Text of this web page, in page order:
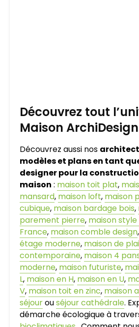
Découvrez tout
Maison ArchiDesign
Découvrez aussi nos
modèles et plans en tant
designer pour la
maison : maison toit plat,
mansard, maison loft, maison
cubique, maison bardage bois,
parement pierre, maison style
France, maison comble design,
étage moderne, maison de
contemporaine, maison 4
moderne, maison futuriste,
L, maison en H, maison en U,
V, maison toit en zinc, maison
séjourouséjour cathédrale.
démarche écologique à